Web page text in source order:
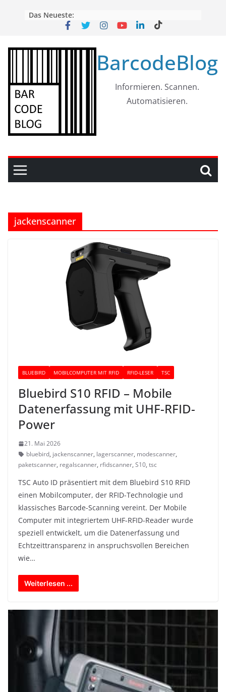
Das Neueste:
BarcodeBlog
Informieren. Scannen.
Automatisieren.
jackenscanner
BLUEBIRD MOBILCOMPUTER MIT RFID RFID-LESER TSC
Bluebird S10 RFID – Mobile
Datenerfassung mit UHF-RFID-
Power
21. Mai 2026
bluebird, jackenscanner, lagerscanner, modescanner,
paketscanner, regalscanner, rfidscanner, S10, tsc
TSC Auto ID präsentiert mit dem Bluebird S10 RFID
einen Mobilcomputer, der RFID-Technologie und
klassisches Barcode-Scanning vereint. Der Mobile
Computer mit integriertem UHF-RFID-Reader wurde
speziell entwickelt, um die Datenerfassung und
Echtzeittransparenz in anspruchsvollen Bereichen
wie…
Weiterlesen ...